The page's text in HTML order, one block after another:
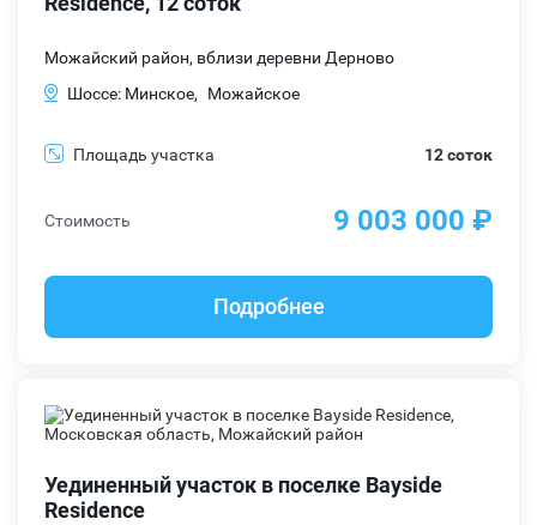
Можайский район, вблизи деревни Дерново
Шоссе: Минское,
Можайское
Площадь участка 12 соток
Стоимость 9 003 000 ₽
Подробнее
Уединенный участок в поселке Bayside
Residence